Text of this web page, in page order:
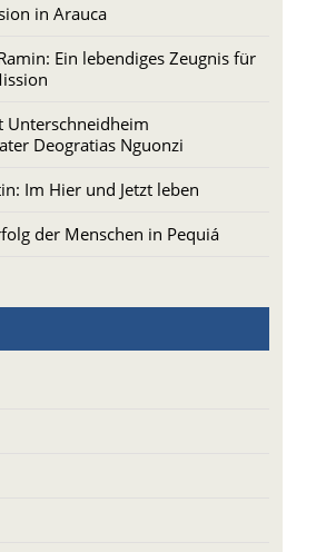
in Arauca
Ein lebendiges Zeugnis für
Unterschneidheim
Deogratias Nguonzi
Im Hier und Jetzt leben
der Menschen in Pequiá